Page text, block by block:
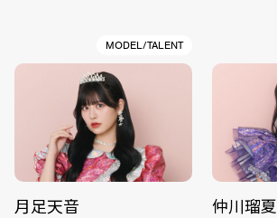
MODEL/TALENT
月足天音 仲川瑠夏